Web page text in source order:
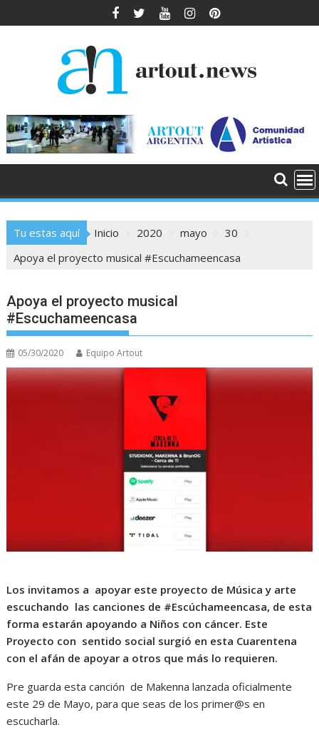
al
Tu estas aquí Inicio 2020 mayo
30
Apoya el proyecto musical #Escuchameencasa
Apoya el proyecto musical
#Escuchameencasa
05/30/2020 Equipo Artout
Los invitamos a apoyar este proyecto de Música y arte
escuchando las canciones de #Escúchameencasa, de esta
forma estarán apoyando a Niños con cáncer. Este
Proyecto con sentido social surgió en esta Cuarentena
con el afán de apoyar a otros que más lo requieren.
Pre guarda esta canción de Makenna lanzada oficialmente
este 29 de Mayo, para que seas de los primer@s en
escucharla.